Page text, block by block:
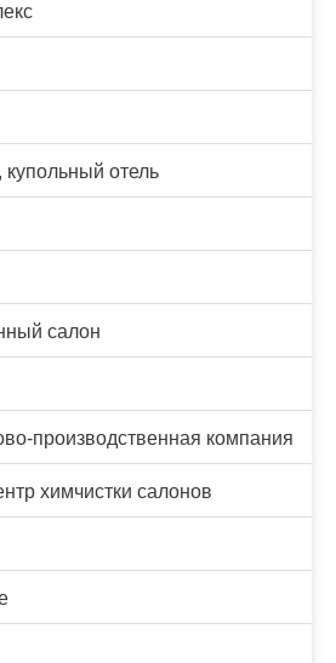
отель
салон
производственная компания
химчистки салонов